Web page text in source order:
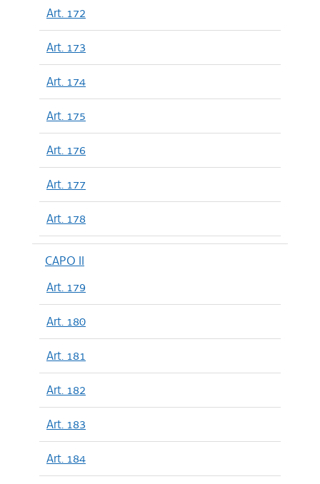
Art. 172
Art. 173
Art. 174
Art. 175
Art. 176
Art. 177
Art. 178
CAPO II
Art. 179
Art. 180
Art. 181
Art. 182
Art. 183
Art. 184